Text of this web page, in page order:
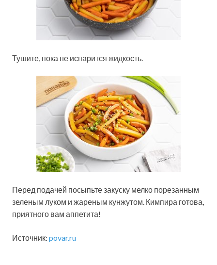
Тушите, пока не испарится жидкость.
Перед подачей посыпьте закуску мелко порезанным
зеленым луком и жареным кунжутом. Кимпира готова,
приятного вам аппетита!
Источник: povar.ru